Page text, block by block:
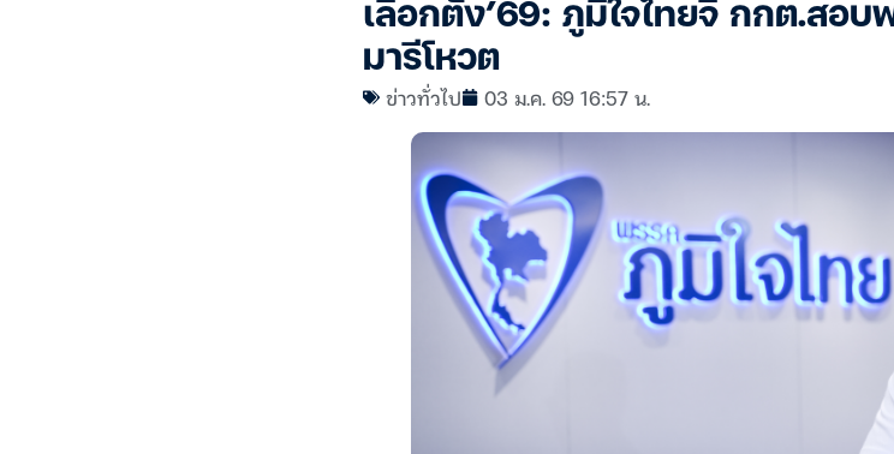
เลือกตั้ง’69: ภูมิใจไทยจี้ กกต.สอบ
มารีโหวต
ข่าวทั่วไป 03 ม.ค. 69 16:57 น.